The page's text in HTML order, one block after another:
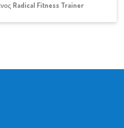
Radical Fitness Trainer